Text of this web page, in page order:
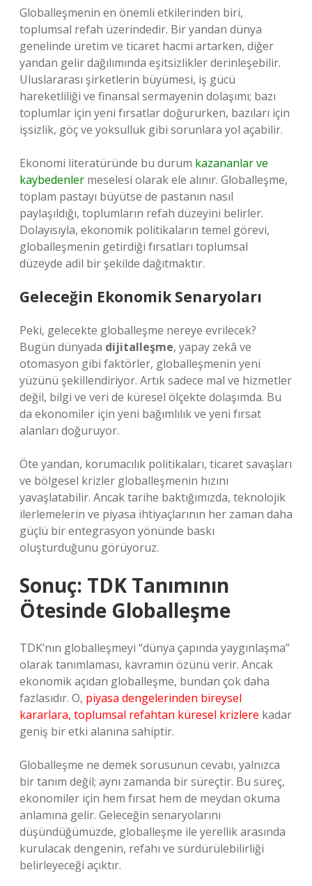
Globalleşmenin en önemli etkilerinden biri,
toplumsal refah üzerindedir. Bir yandan dünya
genelinde üretim ve ticaret hacmi artarken, diğer
yandan gelir dağılımında eşitsizlikler derinleşebilir.
Uluslararası şirketlerin büyümesi, iş gücü
hareketliliği ve finansal sermayenin dolaşımı; bazı
toplumlar için yeni fırsatlar doğururken, bazıları için
işsizlik, göç ve yoksulluk gibi sorunlara yol açabilir.
Ekonomi literatüründe bu durum kazananlar ve
kaybedenler meselesi olarak ele alınır. Globalleşme,
toplam pastayı büyütse de pastanın nasıl
paylaşıldığı, toplumların refah düzeyini belirler.
Dolayısıyla, ekonomik politikaların temel görevi,
globalleşmenin getirdiği fırsatları toplumsal
düzeyde adil bir şekilde dağıtmaktır.
Geleceğin Ekonomik Senaryoları
Peki, gelecekte globalleşme nereye evrilecek?
Bugün dünyada dijitalleşme, yapay zekâ ve
otomasyon gibi faktörler, globalleşmenin yeni
yüzünü şekillendiriyor. Artık sadece mal ve hizmetler
değil, bilgi ve veri de küresel ölçekte dolaşımda. Bu
da ekonomiler için yeni bağımlılık ve yeni fırsat
alanları doğuruyor.
Öte yandan, korumacılık politikaları, ticaret savaşları
ve bölgesel krizler globalleşmenin hızını
yavaşlatabilir. Ancak tarihe baktığımızda, teknolojik
ilerlemelerin ve piyasa ihtiyaçlarının her zaman daha
güçlü bir entegrasyon yönünde baskı
oluşturduğunu görüyoruz.
Sonuç: TDK Tanımının
Ötesinde Globalleşme
TDK’nın globalleşmeyi “dünya çapında yaygınlaşma”
olarak tanımlaması, kavramın özünü verir. Ancak
ekonomik açıdan globalleşme, bundan çok daha
fazlasıdır. O, piyasa dengelerinden bireysel
kararlara, toplumsal refahtan küresel krizlere kadar
geniş bir etki alanına sahiptir.
Globalleşme ne demek sorusunun cevabı, yalnızca
bir tanım değil; aynı zamanda bir süreçtir. Bu süreç,
ekonomiler için hem fırsat hem de meydan okuma
anlamına gelir. Geleceğin senaryolarını
düşündüğümüzde, globalleşme ile yerellik arasında
kurulacak dengenin, refahı ve sürdürülebilirliği
belirleyeceği açıktır.